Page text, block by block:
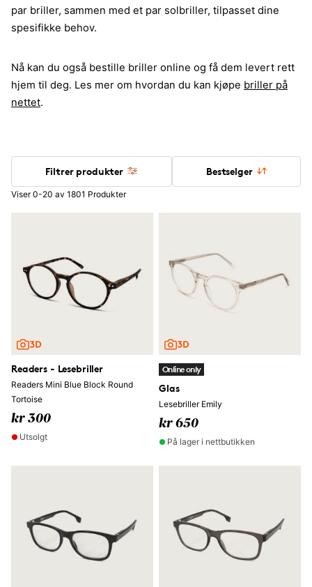
par briller, sammen med et par solbriller, tilpasset dine
spesifikke behov.
Nå kan du også bestille briller online og få dem levert rett
hjem til deg. Les mer om hvordan du kan kjøpe briller på
nettet.
Filtrer produkter Bestselger
Viser 0-20 av 1801 Produkter
Readers - Lesebriller
Readers Mini Blue Block Round
Tortoise
kr 300
Utsolgt
Online only
Glas
Lesebriller Emily
kr 650
På lager i nettbutikken